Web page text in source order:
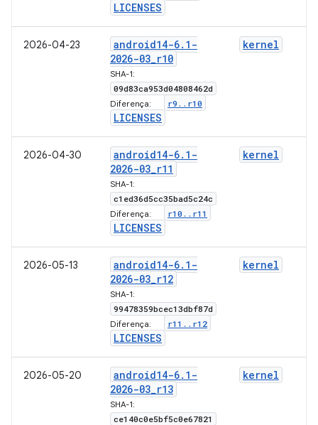
LICENSES
2026-04-23 android14-6. 1-
2026-03_r10
SHA-1:
09d83ca953d04808462d
Diferença: r9 . . r10
LICENSES
kernel
2026-04-30 android14-6. 1-
2026-03_r11
SHA-1:
c1ed36d5cc35bad5c24c
Diferença: r10 . . r11
LICENSES
kernel
2026-05-13 android14-6. 1-
2026-03_r12
SHA-1:
99478359bcec13dbf87d
Diferença: r11 . . r12
LICENSES
kernel
2026-05-20 android14-6. 1-
2026-03_r13
SHA-1:
ce140c0e5bf5c0e67821
kernel